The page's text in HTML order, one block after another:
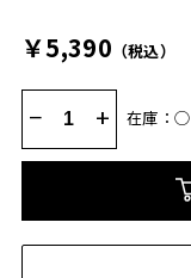
￥5,390 （税込）
− + 在庫：◯